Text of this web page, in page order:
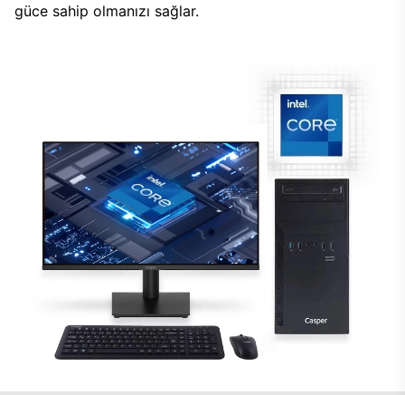
güce sahip olmanızı sağlar.